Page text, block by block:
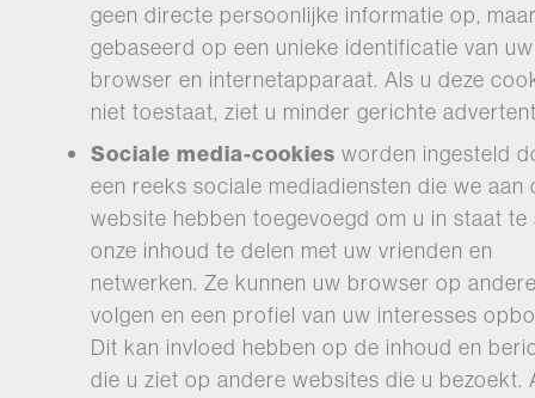
geen directe persoonlijke informatie op,
gebaseerd op een unieke identificatie van uw
browser en internetapparaat. Als u deze
niet toestaat, ziet u minder gerichte
Sociale media-cookies worden ingesteld
een reeks sociale mediadiensten die we aan
website hebben toegevoegd om u in staat te
onze inhoud te delen met uw vrienden en
netwerken. Ze kunnen uw browser op
volgen en een profiel van uw interesses
Dit kan invloed hebben op de inhoud en
die u ziet op andere websites die u bezoekt.